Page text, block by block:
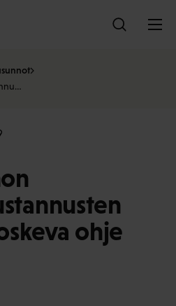
ohje